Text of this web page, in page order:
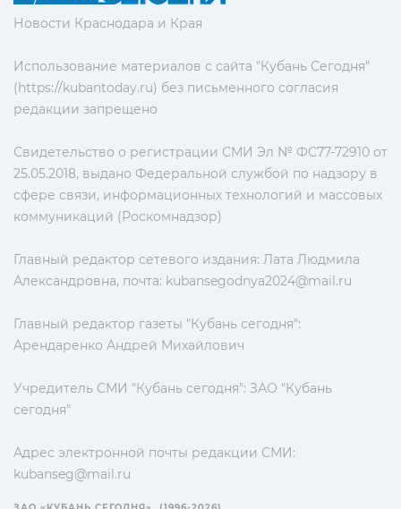
Новости Краснодара и Края
Использование материалов с сайта "Кубань Сегодня"
(https://kubantoday.ru) без письменного согласия
редакции запрещено
Свидетельство о регистрации СМИ Эл № ФС77-72910 от
25.05.2018, выдано Федеральной службой по надзору в
сфере связи, информационных технологий и массовых
коммуникаций (Роскомнадзор)
Главный редактор сетевого издания: Лата Людмила
Александровна, почта: kubansegodnya2024@mail.ru
Главный редактор газеты "Кубань сегодня":
Арендаренко Андрей Михайлович
Учредитель СМИ "Кубань сегодня": ЗАО "Кубань
сегодня"
Адрес электронной почты редакции СМИ:
kubanseg@mail.ru